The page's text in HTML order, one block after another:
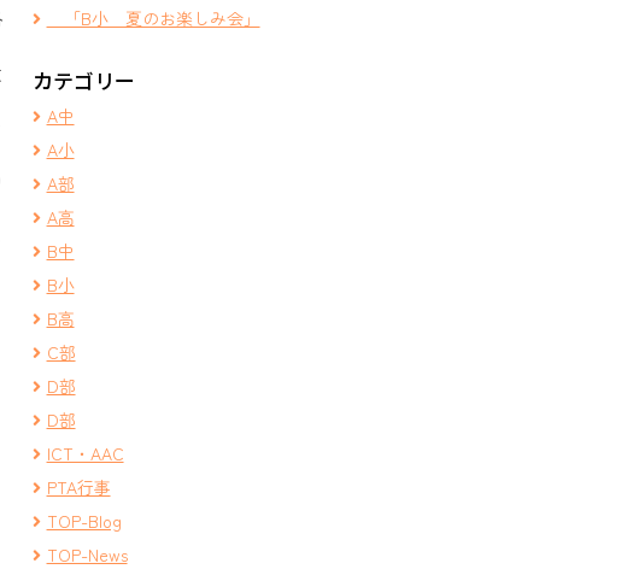
「B小 夏のお楽しみ会」
カテゴリー
A中
A小
A部
A高
B中
B小
B高
C部
D部
D部
ICT・AAC
PTA行事
TOP-Blog
TOP-News